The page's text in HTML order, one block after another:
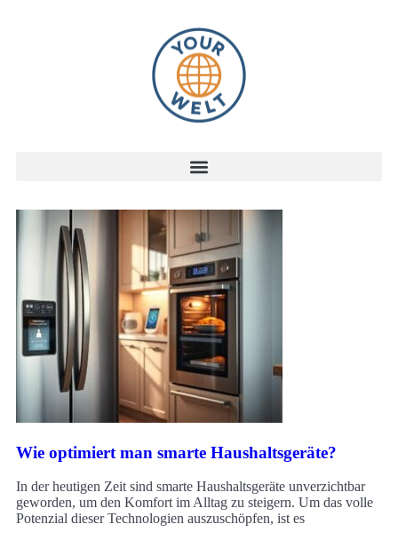
Wie optimiert man smarte Haushaltsgeräte?
In der heutigen Zeit sind smarte Haushaltsgeräte unverzichtbar
geworden, um den Komfort im Alltag zu steigern. Um das volle
Potenzial dieser Technologien auszuschöpfen, ist es